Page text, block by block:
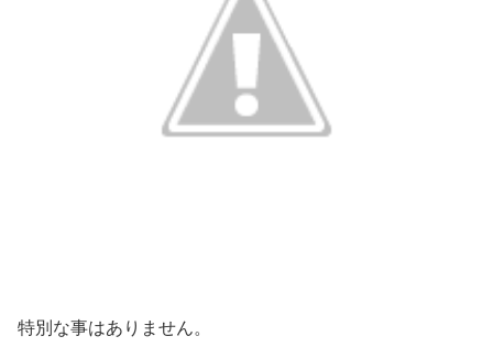
特別な事はありません。